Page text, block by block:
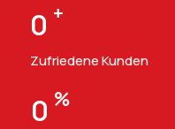
0 +
Zufriedene Kunden
0 %